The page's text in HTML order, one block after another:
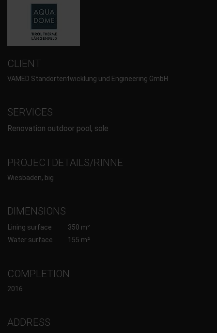
CLIENT
VAMED Standortentwicklung und Engineering GmbH
SERVICES
Renovation outdoor pool, sole
PROJECTDETAILS/RINNE
Wiesbaden, big
DIMENSIONS
Lining surface
350 m²
Water surface
155 m²
COMPLETION
2016
ADDRESS